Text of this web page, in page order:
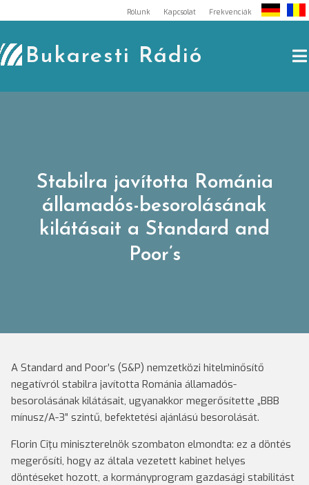
to
content
Rólunk Kapcsolat Frekvenciák
Bukaresti Rádió
Stabilra javította Románia
államadós-besorolásának
kilátásait a Standard and
Poor’s
A Standard and Poor’s (S&P) nemzetközi hitelminősítő
negatívról stabilra javította Románia államadós-
besorolásának kilátásait, ugyanakkor megerősítette „BBB
mínusz/A-3” szintű, befektetési ajánlású besorolását.
Florin Cîţu miniszterelnök szombaton elmondta: ez a döntés
megerősíti, hogy az általa vezetett kabinet helyes
döntéseket hozott, a kormányprogram gazdasági stabilitást